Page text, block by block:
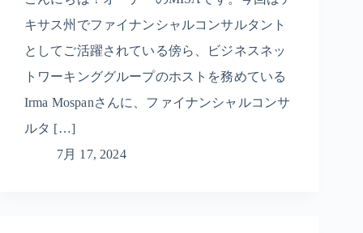
キサス州でファイナンシャルコンサルタント
としてご活躍されている傍ら、ビジネスネッ
トワーキンググループのホストを務めている
Irma Mospanさんに、ファイナンシャルコンサ
ルタ […]
7月 17, 2024